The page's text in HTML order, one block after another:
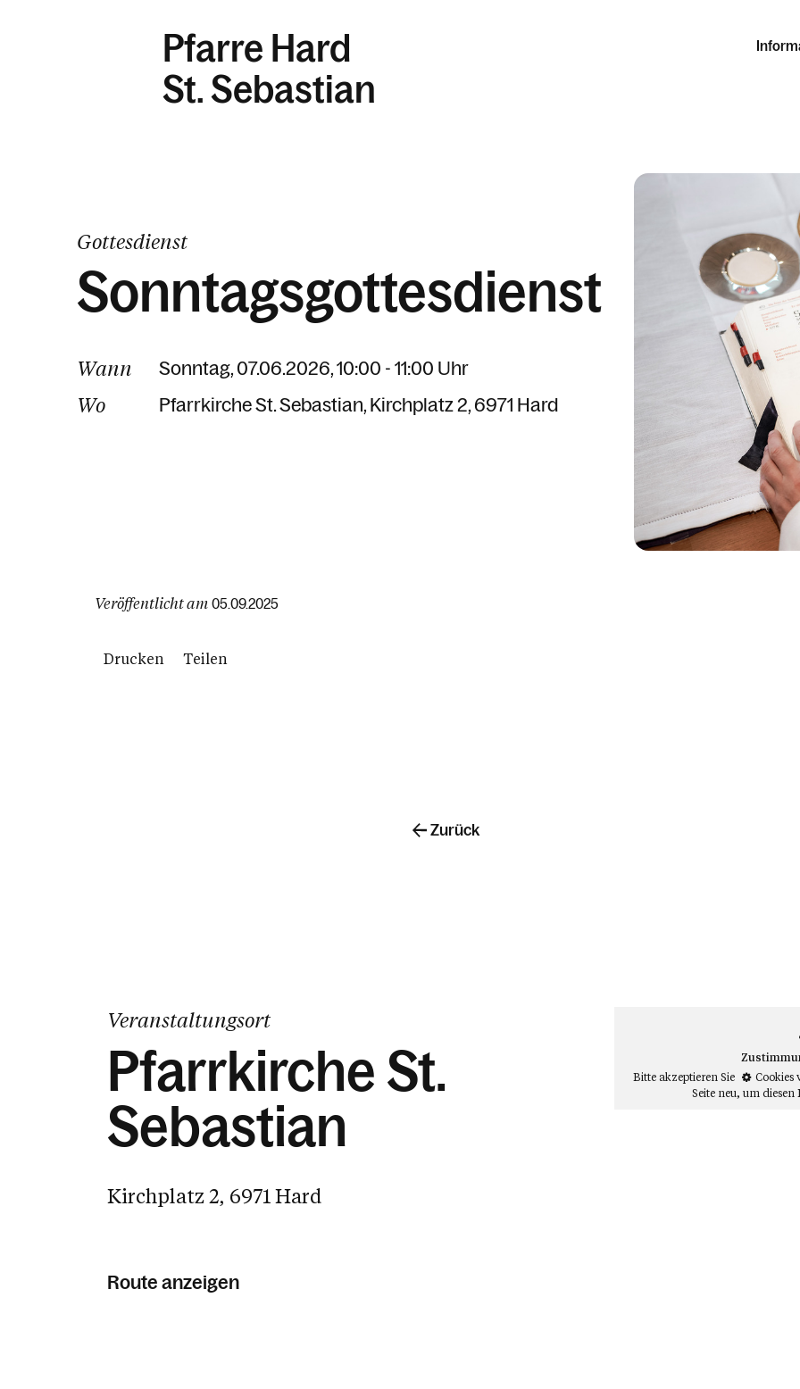
Pfarre Hard
St. Sebastian
Gottesdienst
Sonntagsgottesdienst
Wann Sonntag, 07.06.2026, 10:00 - 11:00 Uhr
Wo Pfarrkirche St. Sebastian Kirchplatz 2 6971 Hard
Veröffentlicht am 05.09.2025
Drucken Teilen
Zurück
Veranstaltungsort
Pfarrkirche St.
Sebastian
Kirchplatz 2, 6971 Hard
Route anzeigen
Bitte akzeptieren Sie
Cookies
Seite neu, um diesen